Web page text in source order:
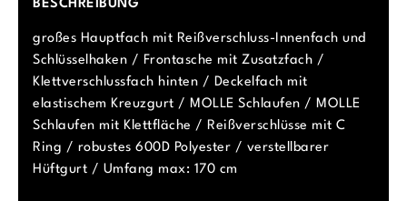
BESCHREIBUNG
großes Hauptfach mit Reißverschluss-Innenfach und
Schlüsselhaken / Frontasche mit Zusatzfach /
Klettverschlussfach hinten / Deckelfach mit
elastischem Kreuzgurt / MOLLE Schlaufen / MOLLE
Schlaufen mit Klettfläche / Reißverschlüsse mit C
Ring / robustes 600D Polyester / verstellbarer
Hüftgurt / Umfang max: 170 cm